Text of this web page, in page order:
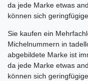
da jede Marke etwas
können sich
Sie kaufen ein
Michelnummern in
abgebildete Marke ist
da jede Marke etwas
können sich